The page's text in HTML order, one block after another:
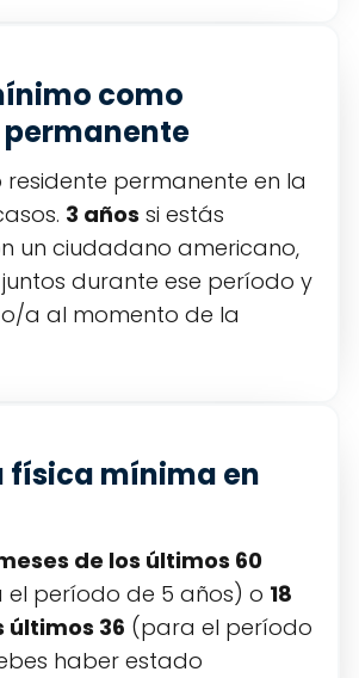
como
permanente en la
3 años si estás
un ciudadano americano,
durante ese período y
a al momento de la
física mínima en
de los últimos 60
período de 5 años) o 18
últimos 36 (para el período
haber estado